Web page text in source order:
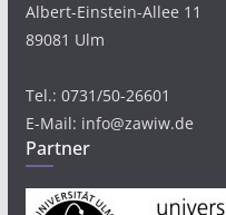
Albert-Einstein-Allee 11
89081 Ulm
Tel.: 0731/50-26601
E-Mail: info@zawiw.de
Partner